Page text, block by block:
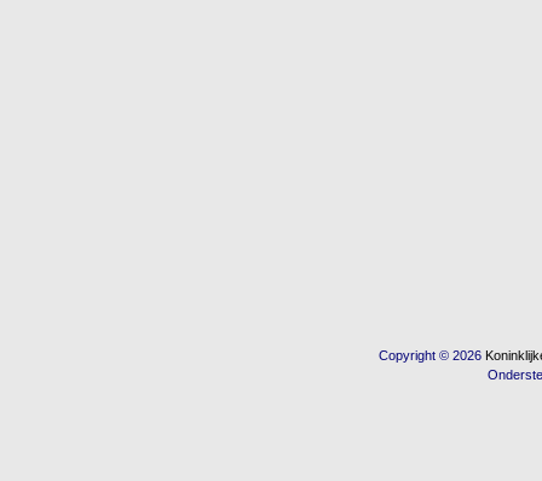
Copyright © 2026